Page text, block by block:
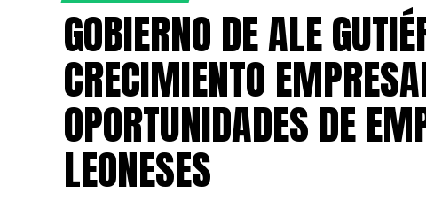
GOBIERNO DE ALE
CRECIMIENTO
OPORTUNIDADES DE
LEONESES